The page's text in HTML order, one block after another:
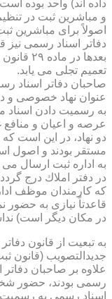
داده اند) واحد بوده
و مباشرین ثبت در
اصولاً برای مباشرین
دفاتر اسناد رسمی
تعمیم تجلی می یابد.
صاحبان دفاتر اسناد
عنوان نهاد خصوصی و
به رسمیت دادن اسناد
عرصه و اعیان و منافع
دو نهاد، در این است
مستقر بودند و اصول
به اداره ثبت ارسال
در دفتر املاك درج
كه كارمندان موظف
قاعدتاً نیازی به حضور
در مكان دیگر است)
علاوه بر صاحبان
رسمی بودند، حضور شخص
اسناد رسمی به رسمیت